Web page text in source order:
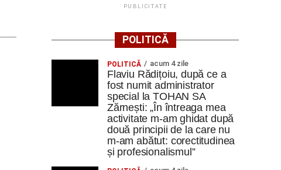
PUBLICITATE
POLITICĂ
POLITICĂ acum 4 zile
Flaviu Rădițoiu, după ce a
fost numit administrator
special la TOHAN SA
Zărnești: „În întreaga mea
activitate m-am ghidat după
două principii de la care nu
m-am abătut: corectitudinea
și profesionalismul”